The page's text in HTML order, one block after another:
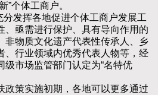
”个体工商户。
发挥各地促进个体工商户发展工
、亟需进行保护、具有导向作用的
非物质文化遗产代表性传承人、乡
、行业领域内优秀代表人物等，经
级市场监管部门认定为“名特优
策实施初期，各地可以更多通过